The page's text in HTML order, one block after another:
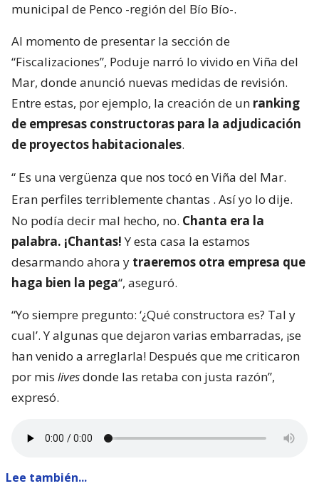
municipal de Penco -región del Bío Bío-.
Al momento de presentar la sección de
“Fiscalizaciones”, Poduje narró lo vivido en Viña del
Mar, donde anunció nuevas medidas de revisión.
Entre estas, por ejemplo, la creación de un ranking
de empresas constructoras para la adjudicación
de proyectos habitacionales.
“ Es una vergüenza que nos tocó en Viña del Mar.
Eran perfiles terriblemente chantas . Así yo lo dije.
No podía decir mal hecho, no. Chanta era la
palabra. ¡Chantas!Y esta casa la estamos
desarmando ahora y traeremos otra empresa que
haga bien la pega“, aseguró.
“Yo siempre pregunto: ‘¿Qué constructora es? Tal y
cual’. Y algunas que dejaron varias embarradas, ¡se
han venido a arreglarla! Después que me criticaron
por mis livesdonde las retaba con justa razón”,
expresó.
Lee también...